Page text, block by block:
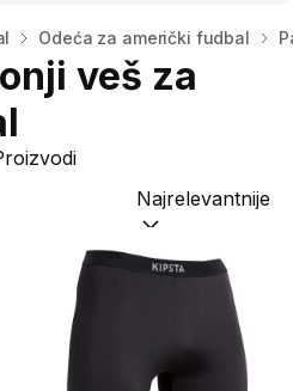
Odeća za američki fudbal
veš za
Sortiraj po: